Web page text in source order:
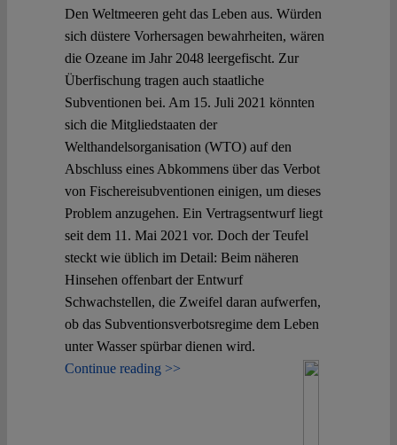
Den Weltmeeren geht das Leben aus. Würden
sich düstere Vorhersagen bewahrheiten, wären
die Ozeane im Jahr 2048 leergefischt. Zur
Überfischung tragen auch staatliche
Subventionen bei. Am 15. Juli 2021 könnten
sich die Mitgliedstaaten der
Welthandelsorganisation (WTO) auf den
Abschluss eines Abkommens über das Verbot
von Fischereisubventionen einigen, um dieses
Problem anzugehen. Ein Vertragsentwurf liegt
seit dem 11. Mai 2021 vor. Doch der Teufel
steckt wie üblich im Detail: Beim näheren
Hinsehen offenbart der Entwurf
Schwachstellen, die Zweifel daran aufwerfen,
ob das Subventionsverbotsregime dem Leben
unter Wasser spürbar dienen wird.
Continue reading >>